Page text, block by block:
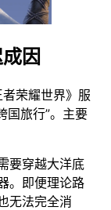
因
荣耀世界》服
国旅行”。主要
要穿越大洋底
。即便理论路
无法完全消